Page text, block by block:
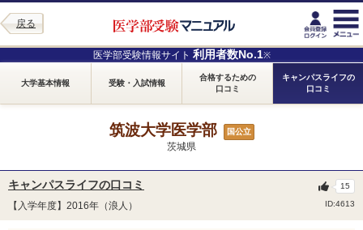
戻る
医学部受験情報サイト 利用者数No.1※
大学基本情報 受験・入試情報
合格するための
口コミ
キャンパスライフの
口コミ
筑波大学医学部 国公立
茨城県
キャンパスライフの口コミ
【入学年度】2016年（浪人） ID:4613
15